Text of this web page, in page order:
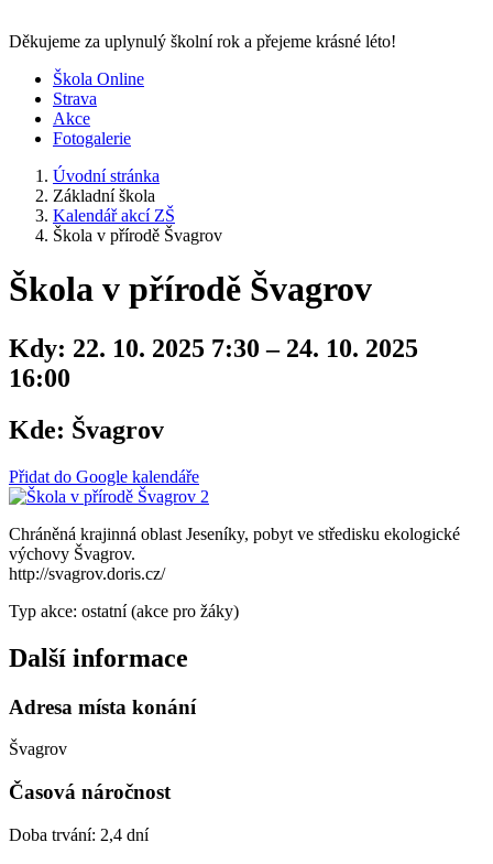
Děkujeme za uplynulý školní rok a přejeme krásné léto!
Škola Online
Strava
Akce
Fotogalerie
Úvodní stránka
Základní škola
Kalendář akcí ZŠ
Škola v přírodě Švagrov
Škola v přírodě Švagrov
Kdy: 22. 10. 2025 7:30 – 24. 10. 2025
16:00
Kde: Švagrov
Přidat do Google kalendáře
Chráněná krajinná oblast Jeseníky, pobyt ve středisku ekologické
výchovy Švagrov.
http://svagrov.doris.cz/
Typ akce: ostatní (akce pro žáky)
Další informace
Adresa místa konání
Švagrov
Časová náročnost
Doba trvání: 2,4 dní